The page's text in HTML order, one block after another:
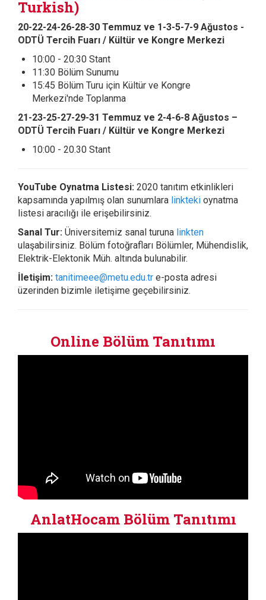
Turkish)
20-22-24-26-28-30 Temmuz ve 1-3-5-7-9 Ağustos -
ODTÜ Tercih Fuarı / Kültür ve Kongre Merkezi
10:00 - 20:30 Stant
11:30 Bölüm Sunumu
15:45 Bölüm Turu için Kültür ve Kongre
Merkezi'nde Toplanma
21-23-25-27-29-31 Temmuz ve 2-4-6-8 Ağustos –
ODTÜ Tercih Fuarı / Kültür ve Kongre Merkezi
10:00 - 20.30 Stant
YouTube Oynatma Listesi: 2020 tanıtım etkinlikleri
kapsamında yapılmış olan sunumlara linkteki oynatma
listesi aracılığı ile erişebilirsiniz.
Sanal Tur: Üniversitemiz sanal turuna linkten
ulaşabilirsiniz. Bölüm fotoğrafları Bölümler, Mühendislik,
Elektrik-Elektonik Müh. altında bulunabilir.
İletişim: tanitimeee@metu.edu.tr e-posta adresi
üzerinden bizimle iletişime geçebilirsiniz.
Online Bölüm Tanıtımı
AnlatHocam Bölüm Tanıtımı